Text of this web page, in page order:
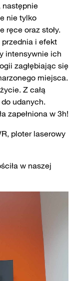
następnie
nie tylko
ręce oraz stoły.
i efekt
intensywnie ich
zagłębiając się
miejsca.
Z całą
udanych.
zapełniona w 3h!
ploter laserowy
w naszej